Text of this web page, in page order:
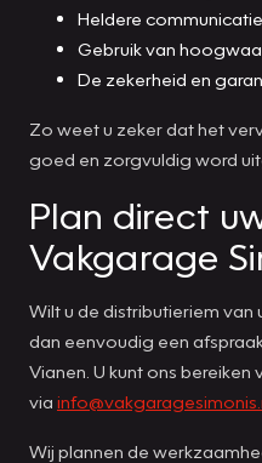
Heldere
Gebruik van
De zekerheid en
Zo weet u zeker dat het
goed en zorgvuldig word
Plan direct
Vakgarage
Wilt u de distributieriem
dan eenvoudig een
Vianen. U kunt ons
via
Wij plannen de